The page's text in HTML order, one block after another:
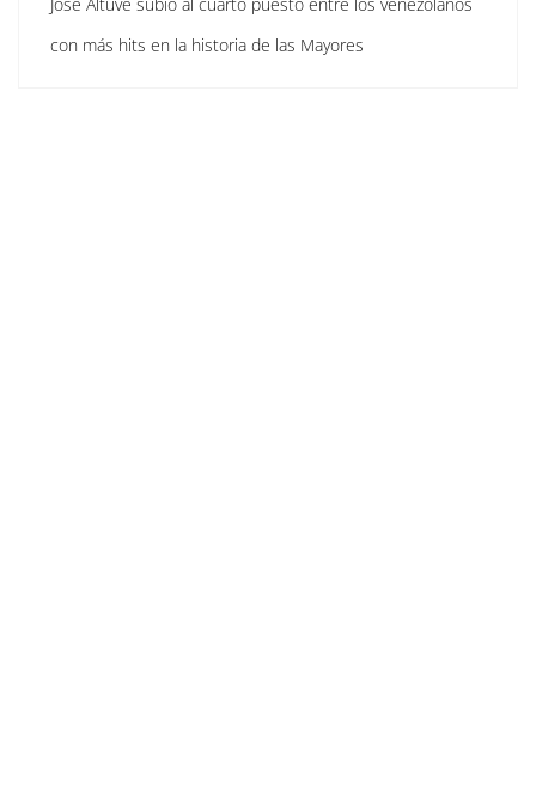
con más hits en la historia de las Mayores